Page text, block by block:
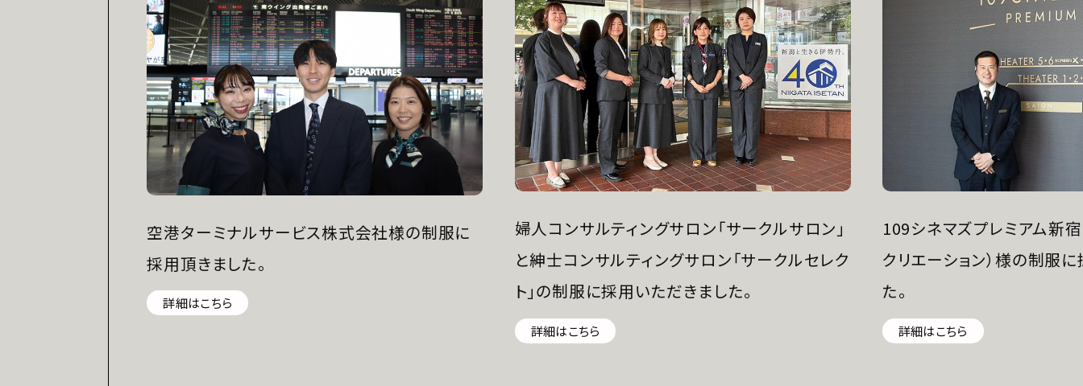
空港ターミナルサービス株式会社様の制服に
採用頂きました。
詳細はこちら
婦人コンサルティングサロン「サークルサロン」
と紳士コンサルティングサロン「サークルセレク
ト」の制服に採用いただきました。
詳細はこちら
109シネマズプレミアム新
クリエーション）様の制服
た。
詳細はこちら